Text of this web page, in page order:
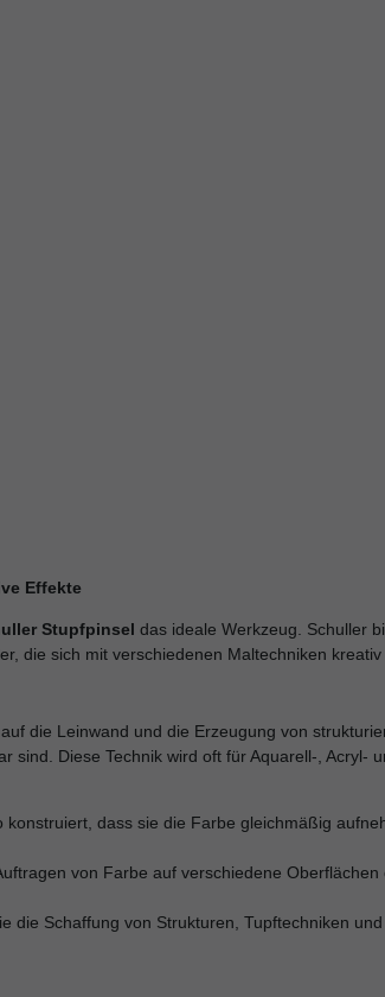
Effekte
Stupfpinsel das ideale Werkzeug. Schuller
die sich mit verschiedenen Maltechniken kreativ
die Leinwand und die Erzeugung von
Diese Technik wird oft für Aquarell-, Acryl-
konstruiert, dass sie die Farbe gleichmäßig
von Farbe auf verschiedene
die Schaffung von Strukturen, Tupftechniken